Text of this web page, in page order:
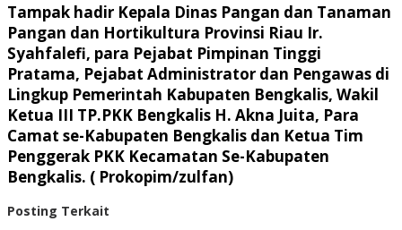
Tampak hadir Kepala Dinas Pangan dan Tanaman
Pangan dan Hortikultura Provinsi Riau Ir.
Syahfalefi, para Pejabat Pimpinan Tinggi
Pratama, Pejabat Administrator dan Pengawas di
Lingkup Pemerintah Kabupaten Bengkalis, Wakil
Ketua III TP.PKK Bengkalis H. Akna Juita, Para
Camat se-Kabupaten Bengkalis dan Ketua Tim
Penggerak PKK Kecamatan Se-Kabupaten
Bengkalis. ( Prokopim/zulfan)
Posting Terkait